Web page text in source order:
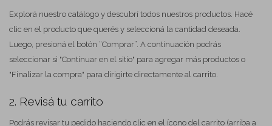
Explorá nuestro catálogo y descubrí todos nuestros productos. Hacé
clic en el producto que querés y seleccioná la cantidad deseada.
Luego, presioná el botón “Comprar”. A continuación podrás
seleccionar si "Continuar en el sitio" para agregar más productos o
"Finalizar la compra" para dirigirte directamente al carrito.
2. Revisá tu carrito
Podrás revisar tu pedido haciendo clic en el ícono del carrito (arriba a